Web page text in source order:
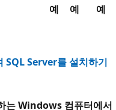
예 예 예
SQL Server를 설치하기
는 Windows 컴퓨터에서